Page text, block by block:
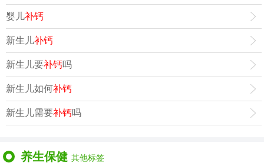
婴儿补钙
新生儿补钙
新生儿要补钙吗
新生儿如何补钙
新生儿需要补钙吗
养生保健 其他标签